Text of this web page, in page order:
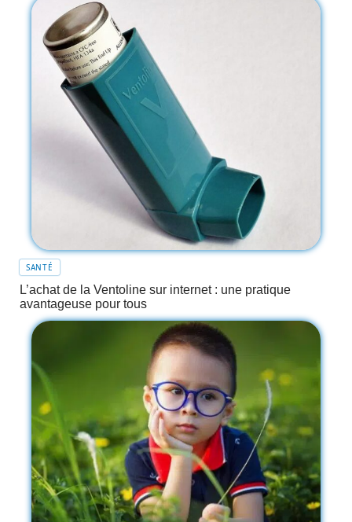
SANTÉ
L’achat de la Ventoline sur internet : une pratique
avantageuse pour tous